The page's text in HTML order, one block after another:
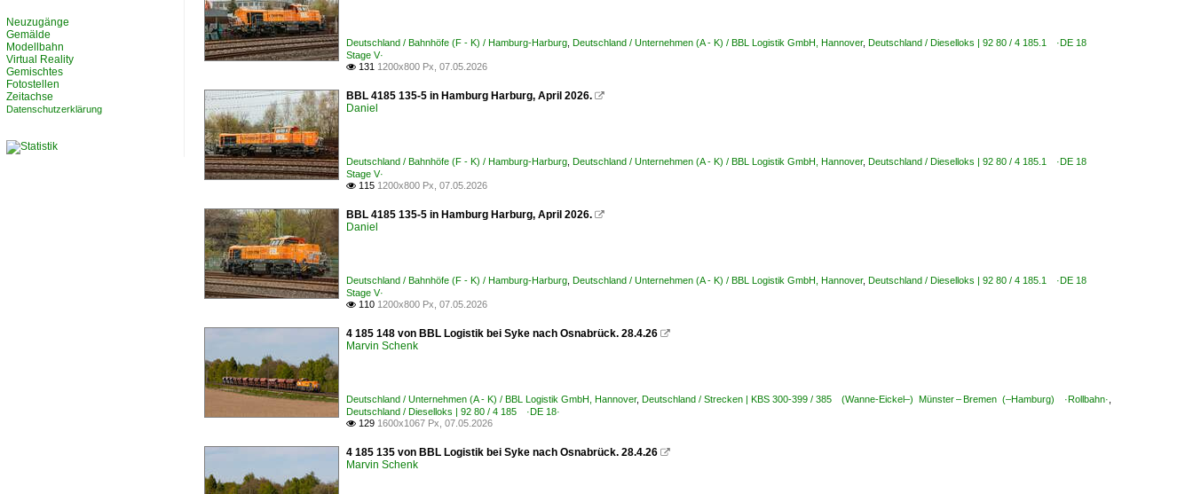
Deutschland / Bahnhöfe (F - K) / Hamburg-Harburg Deutschland / Unternehmen (A - K) / BBL Logistik GmbH, Hannover, Deutschland / Dieselloks | 92 80 / 4 185.1 ·DE 18
Stage V·
 131 1200x800 Px, 07.05.2026
BBL 4185 135-5 in Hamburg Harburg, April 2026. 
Daniel
Deutschland / Bahnhöfe (F - K) / Hamburg-Harburg Deutschland / Unternehmen (A - K) / BBL Logistik GmbH, Hannover, Deutschland / Dieselloks | 92 80 / 4 185.1 ·DE 18
Stage V·
 115 1200x800 Px, 07.05.2026
BBL 4185 135-5 in Hamburg Harburg, April 2026. 
Daniel
Deutschland / Bahnhöfe (F - K) / Hamburg-Harburg Deutschland / Unternehmen (A - K) / BBL Logistik GmbH, Hannover, Deutschland / Dieselloks | 92 80 / 4 185.1 ·DE 18
Stage V·
 110 1200x800 Px, 07.05.2026
4 185 148 von BBL Logistik bei Syke nach Osnabrück. 28.4.26 
Marvin Schenk
Deutschland / Unternehmen (A - K) / BBL Logistik GmbH, Hannover, Deutschland / Strecken | KBS 300-399 / 385 (Wanne-Eickel–) Münster – Bremen (–Hamburg) ·Rollbahn·
Deutschland / Dieselloks | 92 80 / 4 185 ·DE 18·
 129 1600x1067 Px, 07.05.2026
4 185 135 von BBL Logistik bei Syke nach Osnabrück. 28.4.26 
Marvin Schenk
Neuzugänge
Gemälde
Modellbahn
Virtual Reality
Gemischtes
Fotostellen
Zeitachse
Datenschutzerklärung